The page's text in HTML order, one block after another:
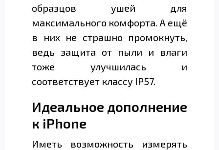
образцов ушей для
максимального комфорта. А ещё
в них не страшно промокнуть,
ведь защита от пыли и влаги
тоже улучшилась и
соответствует классу IP57.
Идеальное дополнение
к iPhone
Иметь возможность измерять